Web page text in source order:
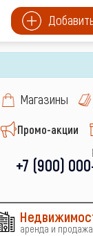
Магазины
Промо-акции
+7 (900)
аренда и продажа